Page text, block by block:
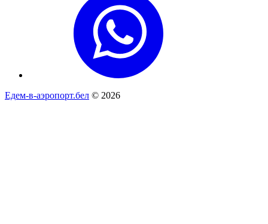
Едем-в-аэропорт.бел © 2026